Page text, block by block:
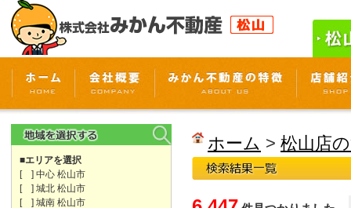
■エリアを選択
[ ] 中心 松山市
[ ] 城北 松山市
[ ] 城南 松山市
ホーム > 松山店